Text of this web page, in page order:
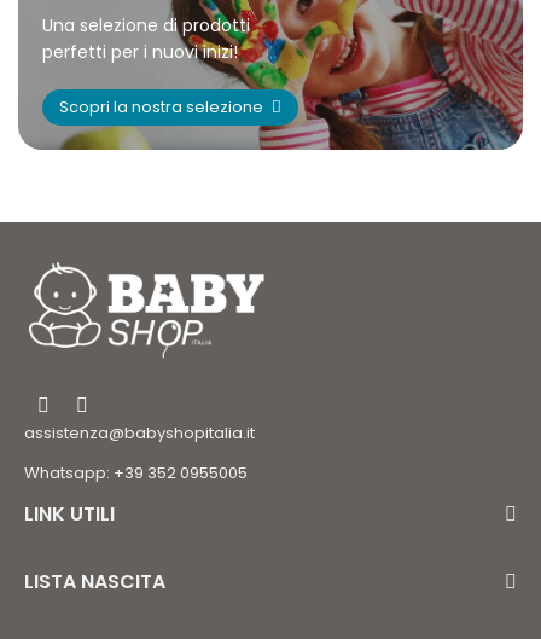
Una selezione di prodotti
perfetti per i nuovi inizi!
Scopri la nostra selezione
assistenza@babyshopitalia.it
Whatsapp: +39 352 0955005
LINK UTILI
LISTA NASCITA